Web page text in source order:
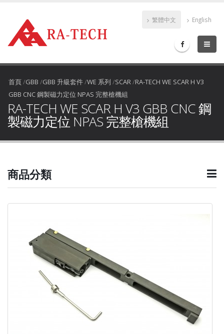
繁體中文 English
首頁/GBB /GBB 升級套件/WE 系列 /SCAR/RA-TECH WE SCAR H V3
GBB CNC 鋼製磁力定位 NPAS 完整槍機組
RA-TECH WE SCAR H V3 GBB CNC 鋼
製磁力定位 NPAS 完整槍機組
商品分類